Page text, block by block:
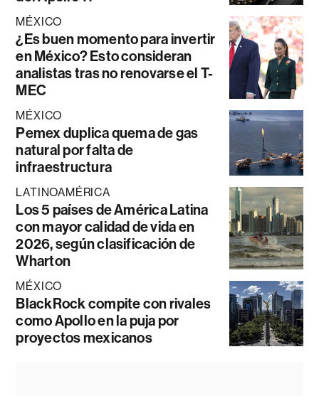
MÉXICO
¿Es buen momento para invertir
en México? Esto consideran
analistas tras no renovarse el T-
MEC
MÉXICO
Pemex duplica quema de gas
natural por falta de
infraestructura
LATINOAMÉRICA
Los 5 países de América Latina
con mayor calidad de vida en
2026, según clasificación de
Wharton
MÉXICO
BlackRock compite con rivales
como Apollo en la puja por
proyectos mexicanos